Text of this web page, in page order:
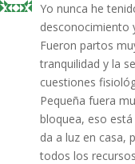
Yo nunca he
desconocimiento
Fueron partos
tranquilidad y la
cuestiones
Pequeña fuera
bloquea, eso
da a luz en casa,
todos los